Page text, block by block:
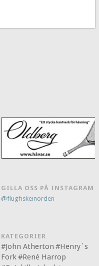
GILLA OSS PÅ INSTAGRAM
@flugfiskeinorden
KATEGORIER
#John Atherton #Henry´s
Fork#René Harrop